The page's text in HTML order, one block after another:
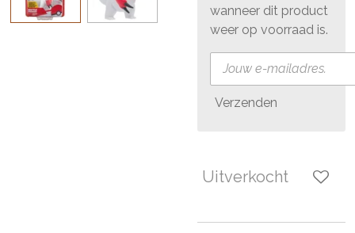
wanneer dit product
weer op voorraad is.
Verzenden
Uitverkocht